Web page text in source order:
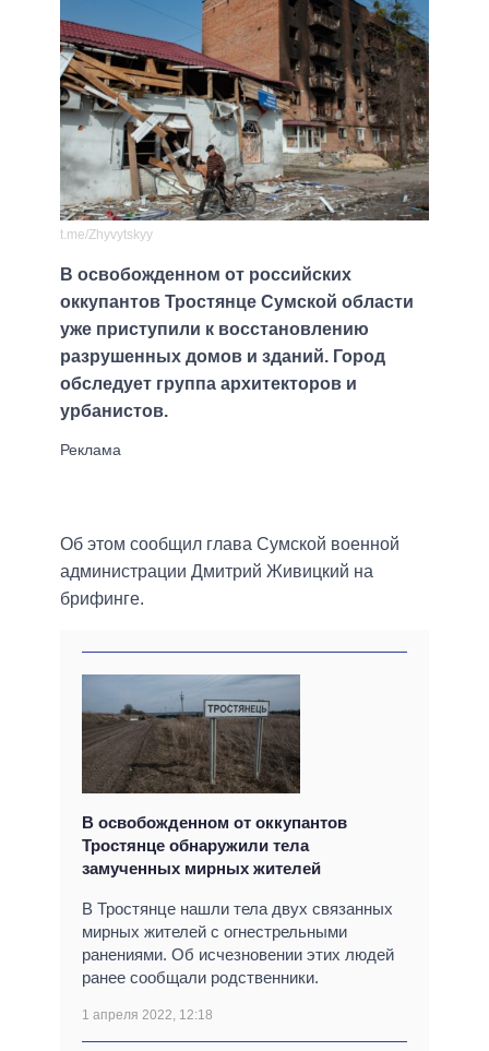
t.me/Zhyvytskyy
В освобожденном от российских
оккупантов Тростянце Сумской области
уже приступили к восстановлению
разрушенных домов и зданий. Город
обследует группа архитекторов и
урбанистов.
Об этом сообщил глава Сумской военной
администрации Дмитрий Живицкий на
брифинге.
В освобожденном от оккупантов
Тростянце обнаружили тела
замученных мирных жителей
В Тростянце нашли тела двух связанных
мирных жителей с огнестрельными
ранениями. Об исчезновении этих людей
ранее сообщали родственники.
1 апреля 2022, 12:18